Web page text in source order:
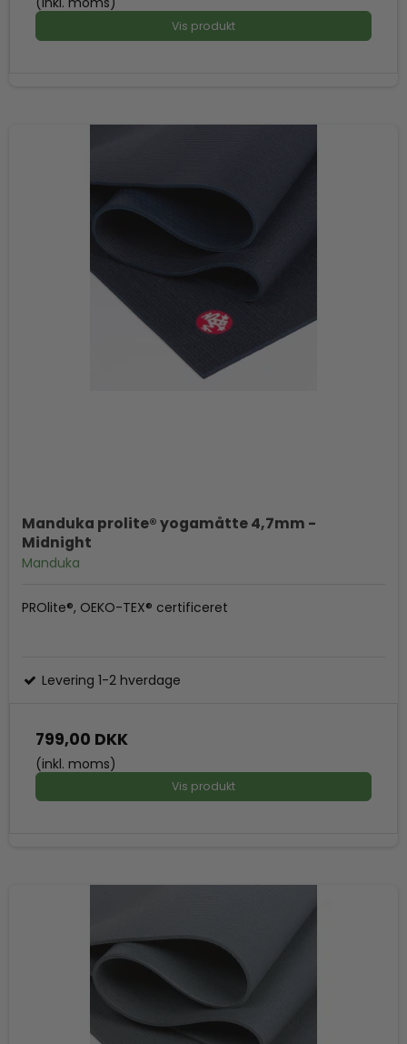
Vis produkt
Manduka prolite® yogamåtte 4,7mm -
Midnight
Manduka
PROlite®, OEKO-TEX® certificeret
Levering 1-2 hverdage
799,00 DKK
(inkl. moms)
Vis produkt